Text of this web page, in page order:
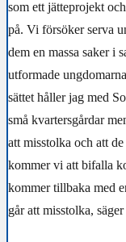
som ett jätteprojekt
på. Vi försöker serva
dem en massa saker i
utformade
sättet håller jag med
små kvartersgårdar
att misstolka och att
kommer vi att bifalla
kommer tillbaka med
går att misstolka,